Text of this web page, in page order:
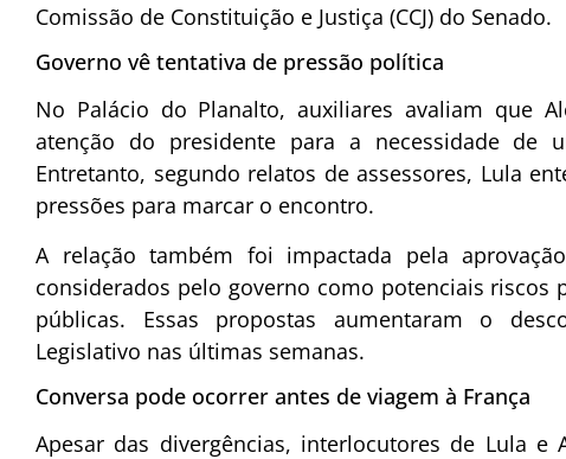
Comissão de Constituição e Justiça (CCJ) do Senado.
Governo vê tentativa de pressão política
No Palácio do Planalto, auxiliares avaliam que
atenção do presidente para a necessidade de
Entretanto, segundo relatos de assessores, Lula
pressões para marcar o encontro.
A relação também foi impactada pela
considerados pelo governo como potenciais riscos
públicas. Essas propostas aumentaram o
Legislativo nas últimas semanas.
Conversa pode ocorrer antes de viagem à França
Apesar das divergências, interlocutores de Lula e